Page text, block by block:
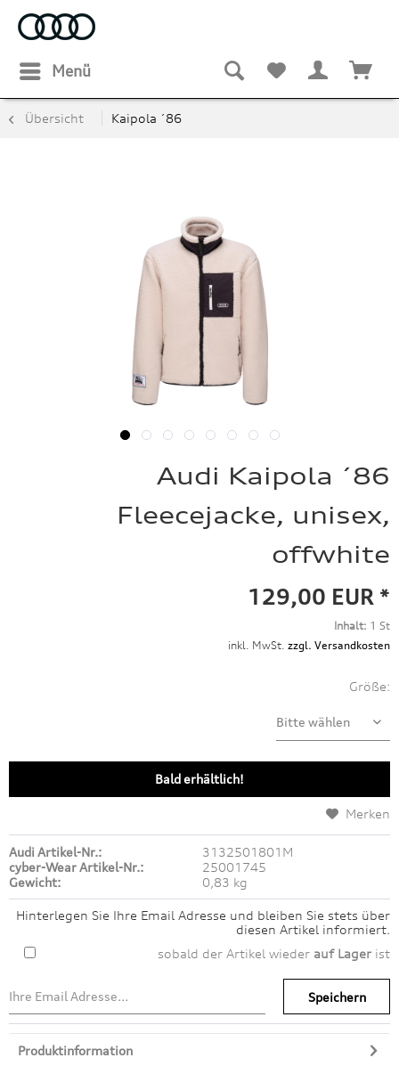
Menü
Übersicht Kaipola ´86
Audi Kaipola ´86
Fleecejacke, unisex,
offwhite
129,00 EUR *
Inhalt: 1 St
inkl. MwSt. zzgl. Versandkosten
Größe:
Bald erhältlich!
Merken
Audi Artikel-Nr.:
3132501801M
cyber-Wear Artikel-Nr.:
25001745
Gewicht:
0,83 kg
Hinterlegen Sie Ihre Email Adresse und bleiben Sie stets über
diesen Artikel informiert.
sobald der Artikel wieder auf Lager ist
Speichern
Produktinformation